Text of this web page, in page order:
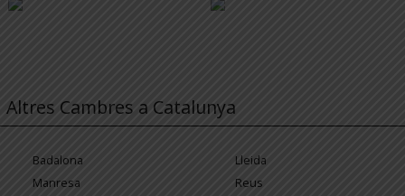
Altres Cambres a Catalunya
Badalona
Lleida
Manresa
Reus